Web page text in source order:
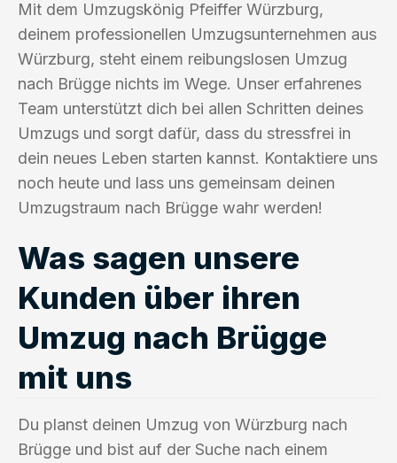
Mit dem Umzugskönig Pfeiffer Würzburg,
deinem professionellen Umzugsunternehmen aus
Würzburg, steht einem reibungslosen Umzug
nach Brügge nichts im Wege. Unser erfahrenes
Team unterstützt dich bei allen Schritten deines
Umzugs und sorgt dafür, dass du stressfrei in
dein neues Leben starten kannst. Kontaktiere uns
noch heute und lass uns gemeinsam deinen
Umzugstraum nach Brügge wahr werden!
Was sagen unsere
Kunden über ihren
Umzug nach Brügge
mit uns
Du planst deinen Umzug von Würzburg nach
Brügge und bist auf der Suche nach einem